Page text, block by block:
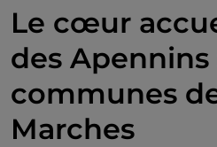
Le cœur
des Apennins
communes
Marches